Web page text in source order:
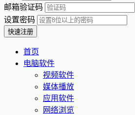
邮箱验证码
设置密码
首页
电脑软件
视频软件
媒体播放
应用软件
网络浏览